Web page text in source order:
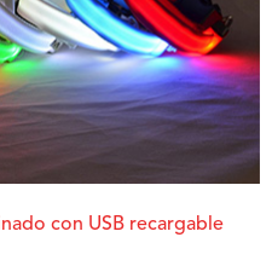
con USB recargable